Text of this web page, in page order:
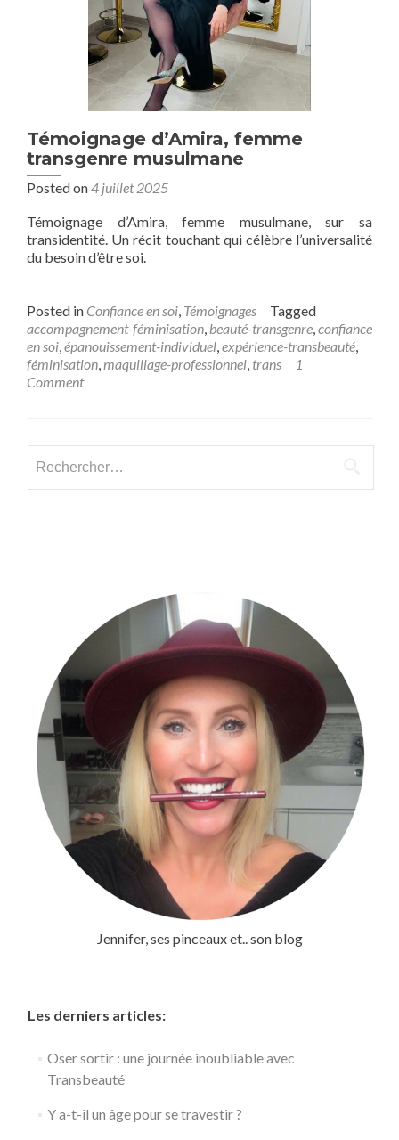
Témoignage d’Amira, femme
transgenre musulmane
Posted on4 juillet 2025
Témoignage d’Amira, femme musulmane, sur sa
transidentité. Un récit touchant qui célèbre l’universalité
du besoin d’être soi.
Posted in Confiance en soi, Témoignages
Tagged
accompagnement-féminisation, beauté-transgenre,confiance
en soi,épanouissement-individuel,expérience-transbeauté,
féminisation,maquillage-professionnel, trans
1
Comment
Jennifer, ses pinceaux et.. son blog
Les derniers articles:
Oser sortir : une journée inoubliable avec
Transbeauté
Y a-t-il un âge pour se travestir ?